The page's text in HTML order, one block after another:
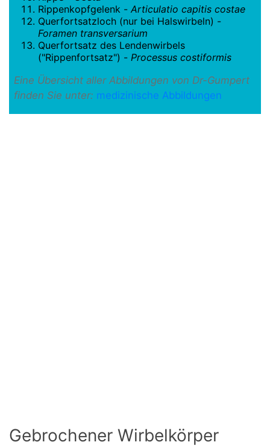
Rippenkopfgelenk - Articulatio capitis costae
Querfortsatzloch (nur bei Halswirbeln) -
Foramen transversarium
Querfortsatz des Lendenwirbels
("Rippenfortsatz") - Processus costiformis
Eine Übersicht aller Abbildungen von Dr-Gumpert
finden Sie unter: medizinische Abbildungen
Gebrochener Wirbelkörper